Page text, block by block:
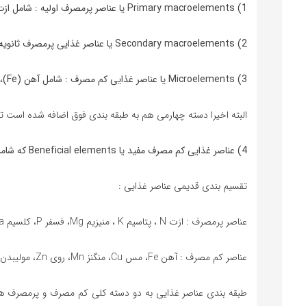
1) Primary macroelements یا عناصر پرمصرف اولیه : شامل ازت (N)، کلسیم (Ca) و پتاسیم (K)
2) Secondary macroelements یا عناصر غذایی پرمصرف ثانویه : شامل منیزیم (Mg)، فسفر (P) و گوگرد (S).
3) Microelements یا عناصر غذایی کم مصرف : شامل آهن (Fe)، منگنز (Mn)، روی (Zn)، مس (Cu)، بر (B)، کلر (Cl)، و مولیبدن (Mo).
البته اخیرا دسته چهارمی هم به طبقه بندی فوق اضافه شده
4) عناصر غذایی کم مصرف مفید یا Beneficial elements که شامل کبالت (Co) و سیلیس (Si ) هستند.
تقسیم بندی قدیمی عناصر غذایی :
عناصر پرمصرف : ازت N ، پتاسیم K ، منیزیم Mg، فسفر P، کلسیم Ca، گوگرد S.
عناصر کم مصرف : آهن Fe، مس Cu، منگنز Mn، روی Zn، مولیبدن Mo، بر B، کلر Cl.
طبقه بندی عناصر غذایی به دو دسته کلی کم مصرف و پرمصرف